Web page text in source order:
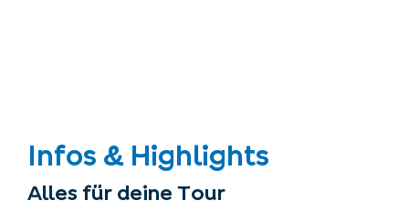
Infos & Highlights
Alles für deine Tour